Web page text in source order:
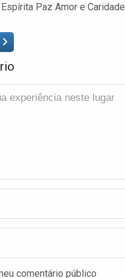
Paz Amor e Caridade
comentário público